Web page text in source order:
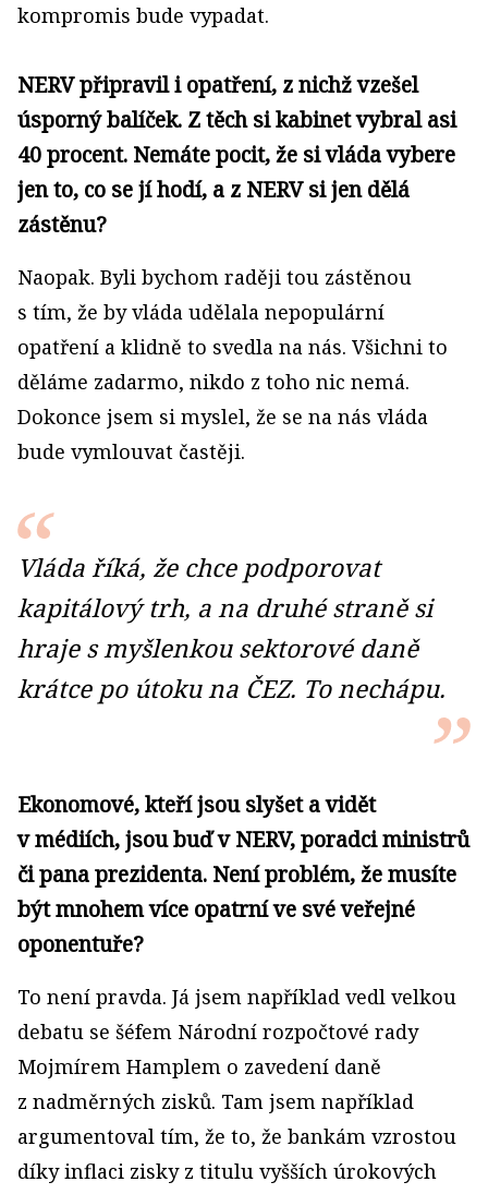
kompromis bude vypadat.
NERV připravil i opatření, z nichž vzešel
úsporný balíček. Z těch si kabinet vybral asi
40 procent. Nemáte pocit, že si vláda vybere
jen to, co se jí hodí, a z NERV si jen dělá
zástěnu?
Naopak. Byli bychom raději tou zástěnou
s tím, že by vláda udělala nepopulární
opatření a klidně to svedla na nás. Všichni to
děláme zadarmo, nikdo z toho nic nemá.
Dokonce jsem si myslel, že se na nás vláda
bude vymlouvat častěji.
Vláda říká, že chce podporovat
kapitálový trh, a na druhé straně si
hraje s myšlenkou sektorové daně
krátce po útoku na ČEZ. To nechápu.
Ekonomové, kteří jsou slyšet a vidět
v médiích, jsou buď v NERV, poradci ministrů
či pana prezidenta. Není problém, že musíte
být mnohem více opatrní ve své veřejné
oponentuře?
To není pravda. Já jsem například vedl velkou
debatu se šéfem Národní rozpočtové rady
Mojmírem Hamplem o zavedení daně
z nadměrných zisků. Tam jsem například
argumentoval tím, že to, že bankám vzrostou
díky inflaci zisky z titulu vyšších úrokových